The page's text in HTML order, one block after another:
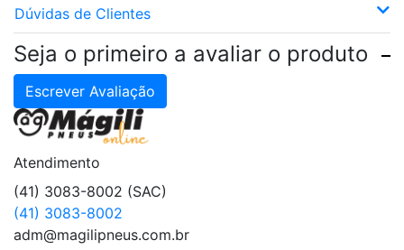
Dúvidas de Clientes
Seja o primeiro a avaliar o produto
Escrever Avaliação
Atendimento
(41) 3083-8002 (SAC)
(41) 3083-8002
adm@magilipneus.com.br